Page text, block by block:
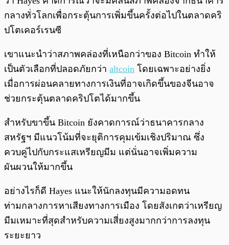
กลางทั่วโลกเพื่อกระตุ้นการเพิ่มขึ้นครั้งต่อไปในตลาดคริ
ปโตเคอร์เรนซี
เขาแนะนำว่าสภาพคล่องที่เหนือกว่าของ Bitcoin ทำให้
เป็นตัวเลือกที่ปลอดภัยกว่า altcoin โดยเฉพาะอย่างยิ่ง
เมื่อการผ่อนคลายทางการเงินที่อาจเกิดขึ้นของจีนอาจ
ช่วยกระตุ้นตลาดคริปโตได้มากขึ้น
สำหรับขาขึ้น Bitcoin ยังคาดการณ์ว่าธนาคารกลาง
สหรัฐฯ มีแนวโน้มที่จะยุติการคุมเข้มเชิงปริมาณ ซึ่ง
ควบคู่ไปกับกระแสเหรียญมีม แต่นั่นอาจเพิ่มความ
ผันผวนให้มากขึ้น
อย่างไรก็ดี Hayes แนะให้นักลงทุนมีความอดทน
ท่ามกลางการหาเสียงทางการเมือง โดยสังเกตว่าเหรียญ
มีมเหมาะที่สุดสำหรับความเสี่ยงสูงมากกว่าการลงทุน
ระยะยาว